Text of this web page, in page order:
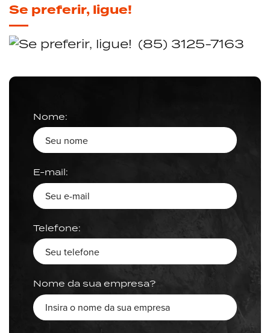
Se preferir, ligue!
(85) 3125-7163
Nome:
E-mail:
Telefone:
Nome da sua empresa?